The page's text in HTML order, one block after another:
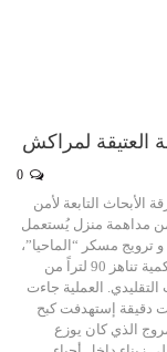
العتيقة لمراكش
الأبحاث التابعة لأمن
مداهمة منزل يُستعمل
ترويج مسكر “الماحيا”،
و حجزت كمية تناهز 90 لتراً من
العملية جاءت
دقيقة إستهدفت كبح
الذي كان يوزع